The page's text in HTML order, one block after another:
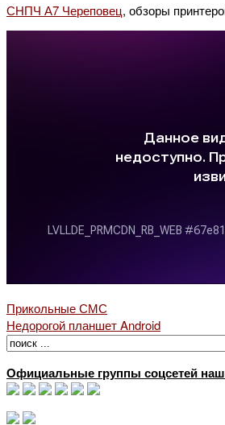
СНПЧ А7 Череповец, обзоры
Прикольные СМС
Недорогой планшет Android
Официальные группы соцсетей